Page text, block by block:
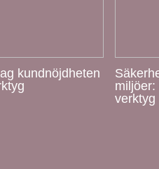
kundnöjdheten
miljöer:
verktyg